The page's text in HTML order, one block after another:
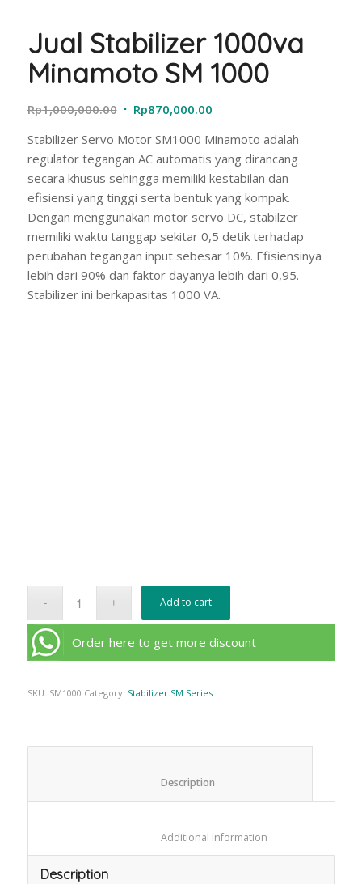
Jual Stabilizer 1000va
Minamoto SM 1000
Rp1,000,000.00 Original
was:
Rp1,000,000.00.
Rp870,000.00Current
is:
Rp870,000.00.
Stabilizer Servo Motor SM1000 Minamoto adalah
regulator tegangan AC automatis yang dirancang
secara khusus sehingga memiliki kestabilan dan
efisiensi yang tinggi serta bentuk yang kompak.
Dengan menggunakan motor servo DC, stabilzer
memiliki waktu tanggap sekitar 0,5 detik terhadap
perubahan tegangan input sebesar 10%. Efisiensinya
lebih dari 90% dan faktor dayanya lebih dari 0,95.
Stabilizer ini berkapasitas 1000 VA.
Add to cart
Order here to get more discount
SKU: SM1000 Category: Stabilizer SM Series
Description